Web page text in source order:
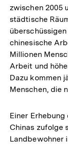
zwischen 2005
städtische
chinesische
Millionen
Arbeit und
Dazu kommen
Menschen, die
Einer
Chinas zufolge
Landbewohner